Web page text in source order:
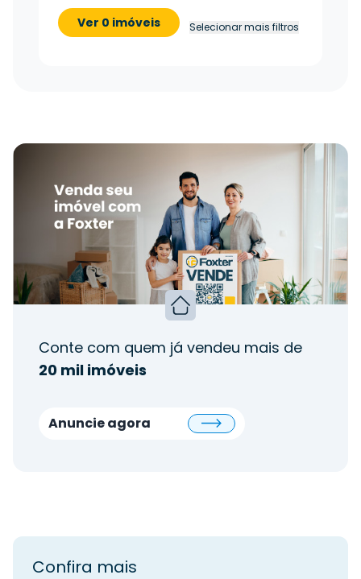
Ver 0 imóveis Selecionar mais filtros
Conte com quem já vendeu mais de
20 mil imóveis
Anuncie agora
Confira mais